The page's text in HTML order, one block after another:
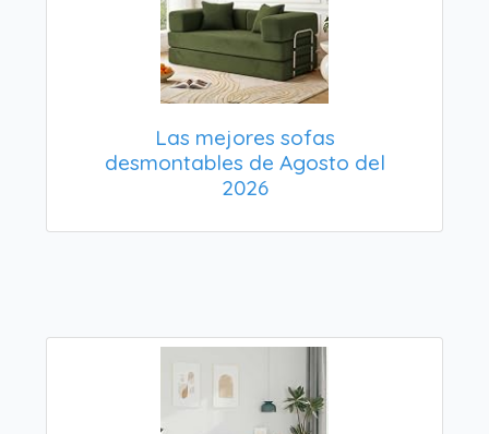
Las mejores sofas
desmontables de Agosto del
2026